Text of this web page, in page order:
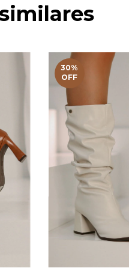
30%
OFF